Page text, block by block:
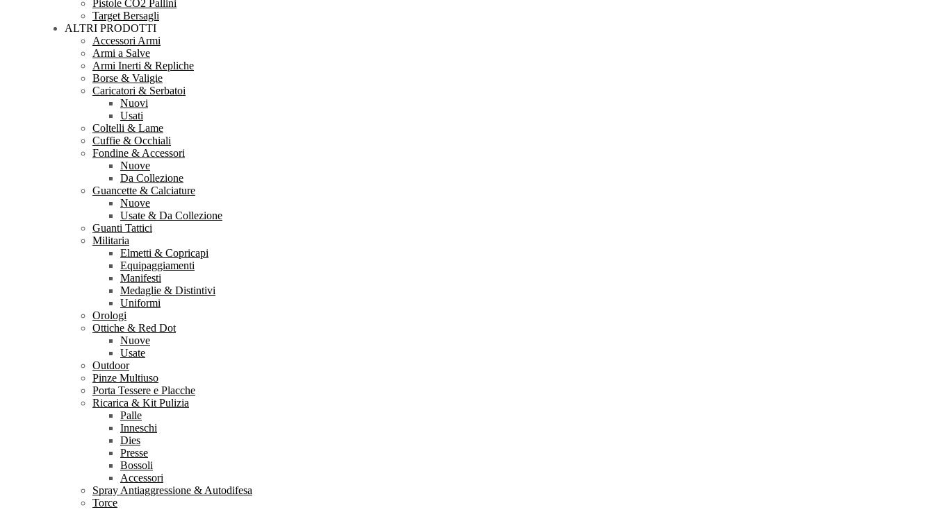
Pistole CO2 Pallini
Target Bersagli
ALTRI PRODOTTI
Accessori Armi
Armi a Salve
Armi Inerti & Repliche
Borse & Valigie
Caricatori & Serbatoi
Nuovi
Usati
Coltelli & Lame
Cuffie & Occhiali
Fondine & Accessori
Nuove
Da Collezione
Guancette & Calciature
Nuove
Usate & Da Collezione
Guanti Tattici
Militaria
Elmetti & Copricapi
Equipaggiamenti
Manifesti
Medaglie & Distintivi
Uniformi
Orologi
Ottiche & Red Dot
Nuove
Usate
Outdoor
Pinze Multiuso
Porta Tessere e Placche
Ricarica & Kit Pulizia
Palle
Inneschi
Dies
Presse
Bossoli
Accessori
Spray Antiaggressione & Autodifesa
Torce